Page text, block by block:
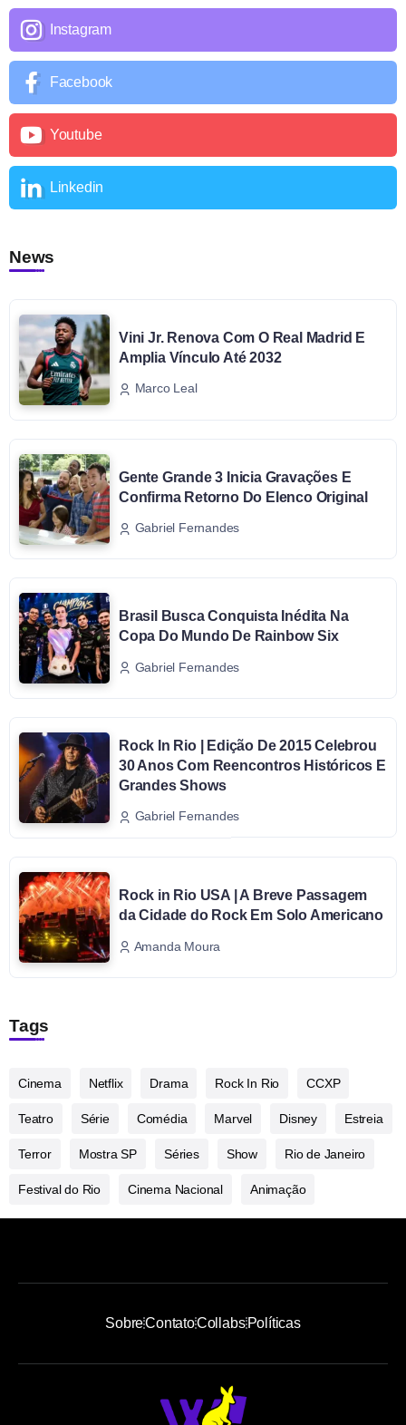
Instagram
Facebook
Youtube
Linkedin
News
Vini Jr. Renova Com O Real Madrid E
Amplia Vínculo Até 2032
Marco Leal
Gente Grande 3 Inicia Gravações E
Confirma Retorno Do Elenco Original
Gabriel Fernandes
Brasil Busca Conquista Inédita Na
Copa Do Mundo De Rainbow Six
Gabriel Fernandes
Rock In Rio | Edição De 2015 Celebrou
30 Anos Com Reencontros Históricos E
Grandes Shows
Gabriel Fernandes
Rock in Rio USA | A Breve Passagem
da Cidade do Rock Em Solo Americano
Amanda Moura
Tags
Cinema Netflix Drama Rock In Rio CCXP
Teatro Série Comédia Marvel Disney Estreia
Terror Mostra SP Séries Show Rio de Janeiro
Festival do Rio Cinema Nacional Animação
SobreContatoCollabsPolíticas